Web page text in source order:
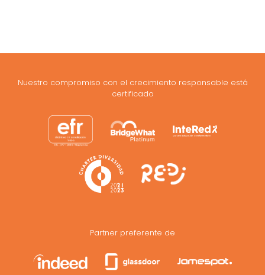
Partner preferente de
Nuestro compromiso con el crecimiento responsable está
certificado